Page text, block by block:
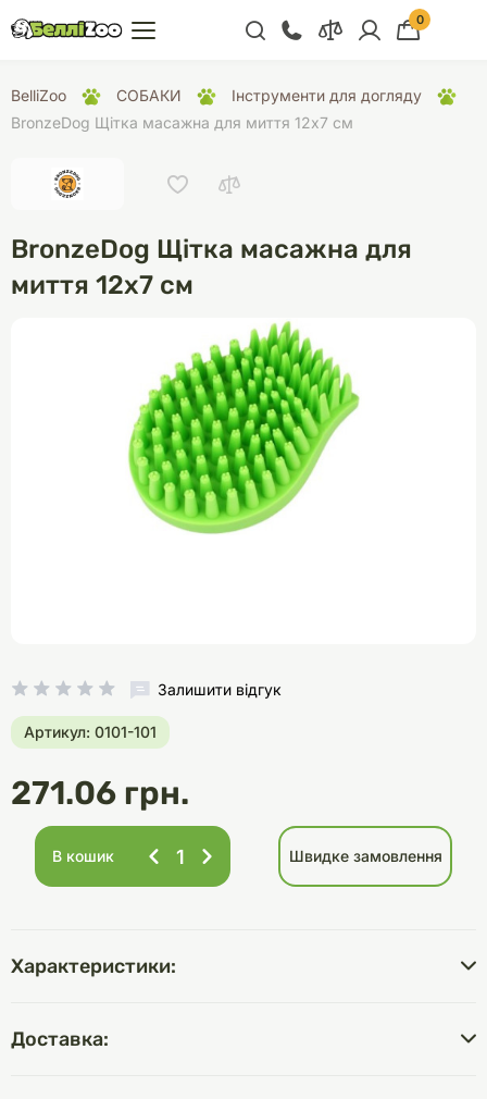
+38 (068) 300 91 91
Відділ продажу
+38 (099) 300 91 91
0
BelliZoo СОБАКИ
Інструменти для догляду
BronzeDog Щітка масажна для миття 12х7 см
BronzeDog Щітка масажна для
миття 12х7 см
Залишити відгук
Артикул: 0101-101
271.06 грн.
В кошик Швидке замовлення
Характеристики:
Доставка: